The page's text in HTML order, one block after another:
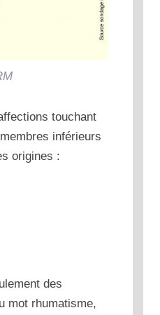
touchant
inférieurs
origines :
des
mot rhumatisme,